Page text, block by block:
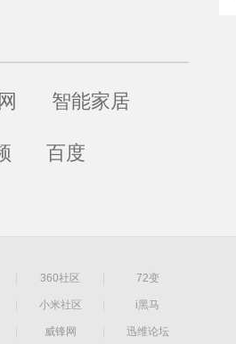
智能家居
百度
360社区 72变
小米社区 i黑马
威锋网
迅维论坛